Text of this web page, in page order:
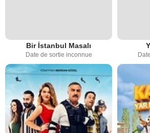
Bir İstanbul Masalı
Date de sortie inconnue